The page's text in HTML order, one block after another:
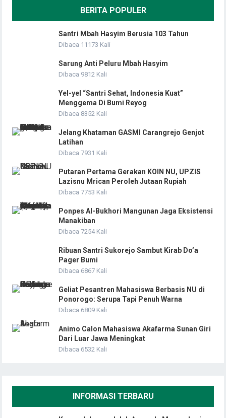
BERITA POPULER
Santri Mbah Hasyim Berusia 103 Tahun
Dibaca 11173 Kali
Sarung Anti Peluru Mbah Hasyim
Dibaca 9812 Kali
Yel-yel “Santri Sehat, Indonesia Kuat”
Menggema Di Bumi Reyog
Dibaca 8352 Kali
Jelang Khataman GASMI Carangrejo Genjot
Latihan
Dibaca 7931 Kali
Putaran Pertama Gerakan KOIN NU, UPZIS
Lazisnu Mrican Peroleh Jutaan Rupiah
Dibaca 7753 Kali
Ponpes Al-Bukhori Mangunan Jaga Eksistensi
Manakiban
Dibaca 7254 Kali
Ribuan Santri Sukorejo Sambut Kirab Do’a
Pager Bumi
Dibaca 6867 Kali
Geliat Pesantren Mahasiswa Berbasis NU di
Ponorogo: Serupa Tapi Penuh Warna
Dibaca 6809 Kali
Animo Calon Mahasiswa Akafarma Sunan Giri
Dari Luar Jawa Meningkat
Dibaca 6532 Kali
INFORMASI TERBARU